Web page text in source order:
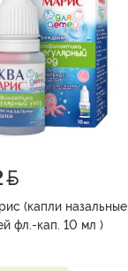
(капли назальные
для детей фл.-кап. 10 мл )